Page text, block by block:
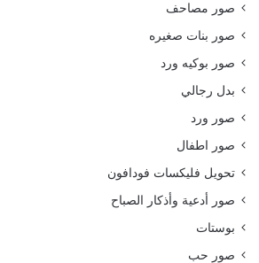
صور مصاحف
صور بنات صغيره
صور بوكيه ورد
بدل رجالي
صور ورد
صور اطفال
تحويل فليكسات فودافون
صور أدعية وأذكار الصباح
بوستات
صور حب